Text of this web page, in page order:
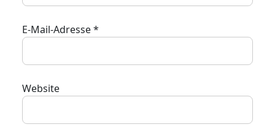
E-Mail-Adresse*
Website